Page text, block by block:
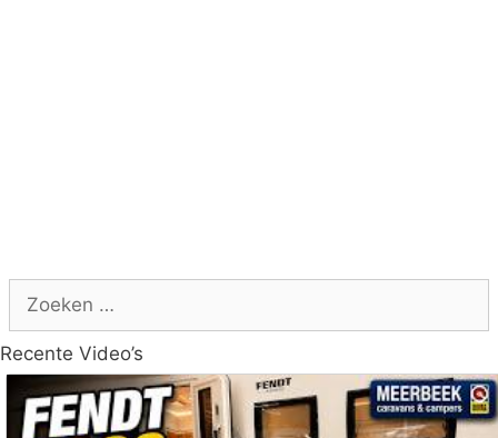
naar:
Recente Video’s